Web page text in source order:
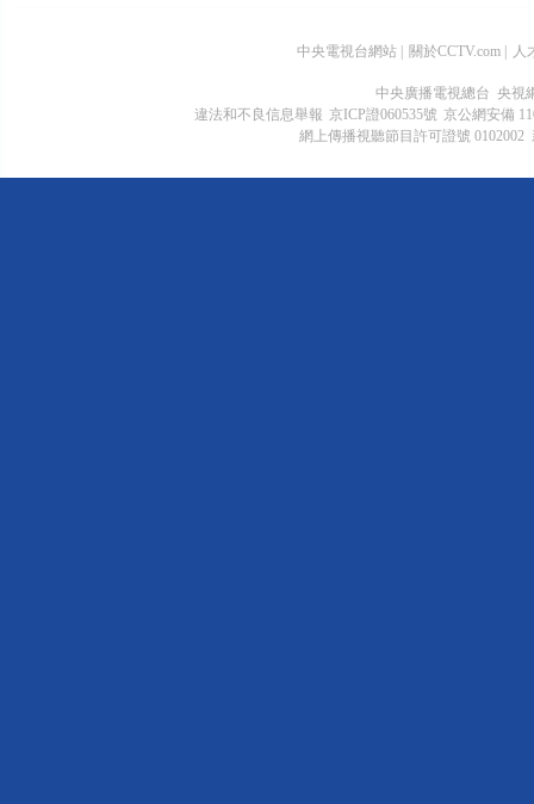
中央電視台網站 關於CCTV.com 人
中央廣播電視總台 央視
違法和不良信息舉報 京ICP證060535號 京公網安備
網上傳播視聽節目許可證號 0102002